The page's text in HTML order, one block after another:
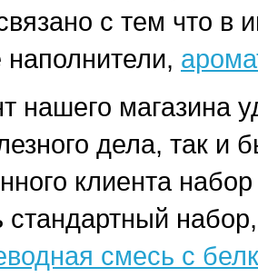
с тем что в
нашего магазина
дела, так и
клиента
стандартный
смесь с